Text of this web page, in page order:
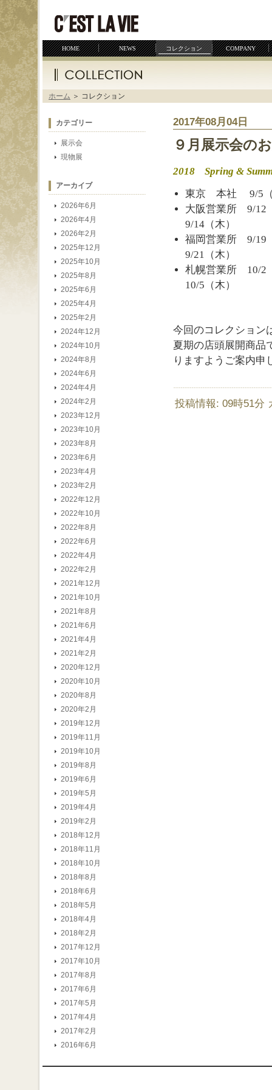
サイトマップ
HOME NEWS コレクション COMPANY
ホーム ＞ コレクション
カテゴリー
展示会
現物展
アーカイブ
2026年6月
2026年4月
2026年2月
2025年12月
2025年10月
2025年8月
2025年6月
2025年4月
2025年2月
2024年12月
2024年10月
2024年8月
2024年6月
2024年4月
2024年2月
2023年12月
2023年10月
2023年8月
2023年6月
2023年4月
2023年2月
2022年12月
2022年10月
2022年8月
2022年6月
2022年4月
2022年2月
2021年12月
2021年10月
2021年8月
2021年6月
2021年4月
2021年2月
2020年12月
2020年10月
2020年8月
2020年2月
2019年12月
2019年11月
2019年10月
2019年8月
2019年6月
2019年5月
2019年4月
2019年2月
2018年12月
2018年11月
2018年10月
2018年8月
2018年6月
2018年5月
2018年4月
2018年2月
2017年12月
2017年10月
2017年8月
2017年6月
2017年5月
2017年4月
2017年2月
2016年6月
2017年08月04日
９月展示会の
2018 Spring &
東京 本社 9/5（
大阪営業所 9/12
9/14（木）
福岡営業所 9/19
9/21（木）
札幌営業所 10/2
10/5（木）
今回のコレクショ
夏期の店頭展開商品
りますようご案内申
投稿情報: 09時51分